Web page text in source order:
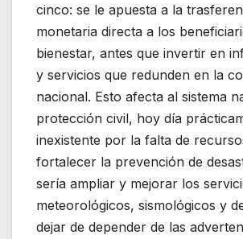
cinco: se le apuesta a la
monetaria directa a los
bienestar, antes que invertir en
y servicios que redunden en la
nacional. Esto afecta al sistema
protección civil, hoy día
inexistente por la falta de
fortalecer la prevención de
sería ampliar y mejorar los
meteorológicos, sismológicos y
dejar de depender de las